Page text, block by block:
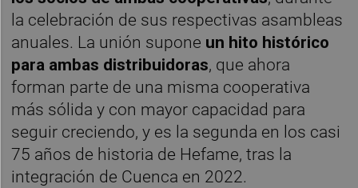
la celebración de sus respectivas asambleas
anuales. La unión supone un hito histórico
para ambas distribuidoras, que ahora
forman parte de una misma cooperativa
más sólida y con mayor capacidad para
seguir creciendo, y es la segunda en los casi
75 años de historia de Hefame, tras la
integración de Cuenca en 2022.